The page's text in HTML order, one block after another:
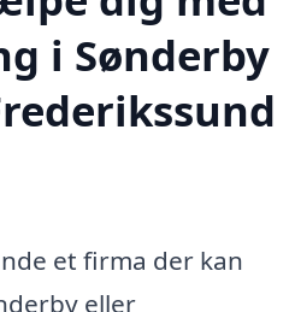
i Sønderby
et firma der kan
eller